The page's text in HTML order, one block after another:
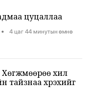
тайзнаа хүрэхийг
минутын өмнө